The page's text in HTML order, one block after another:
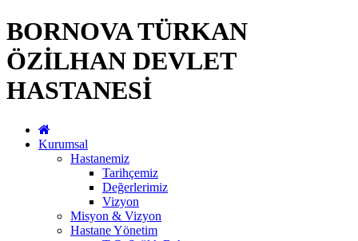
BORNOVA TÜRKAN
ÖZİLHAN DEVLET
HASTANESİ
Kurumsal
Hastanemiz
Tarihçemiz
Değerlerimiz
Vizyon
Misyon & Vizyon
Hastane Yönetim